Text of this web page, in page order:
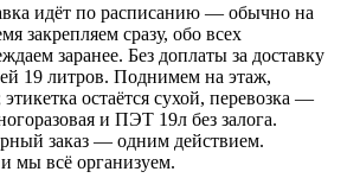
идёт по расписанию — обычно на
закрепляем сразу, обо всех
заранее. Без доплаты за доставку
19 литров. Поднимем на этаж,
остаётся сухой, перевозка —
и ПЭТ 19л без залога.
заказ — одним действием.
мы всё организуем.
квартира, никак не доходили руки
узнала, что ванную комнату ей